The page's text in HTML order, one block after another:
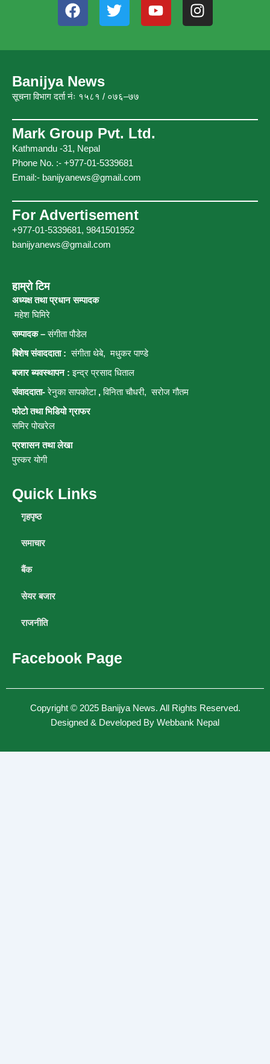
a
e
o
o
w
t
r
o
t
n
t
m
Banijya News
सूचना विभाग दर्ता नंः १५८१ / ०७६–७७
Mark Group Pvt. Ltd.
Kathmandu -31, Nepal
Phone No. :- +977-01-5339681
Email:- banijyanews@gmail.com
For Advertisement
+977-01-5339681, 9841501952
banijyanews@gmail.com
हाम्रो टिम
अध्यक्ष तथा प्रधान सम्पादक
महेश घिमिरे
सम्पादक –संगीता पौडेल
बिशेष संवाददाता : संगीता थेबे,मधुकर पाण्डे
बजार ब्यवस्थापन : इन्द्र प्रसाद धिताल
संवाददाता-रेनुका सापकोटा, विनिता चौधरी, सरोज गौतम
फोटो तथा भिडियो ग्राफर
समिर पोखरेल
प्रशासन तथा लेखा
पुस्कर योगी
Quick Links
गृहपृष्ठ
समाचार
बैंक
सेयर बजार
राजनीति
Facebook Page
Copyright © 2025 Banijya News. All Rights Reserved.
Designed & Developed By Webbank Nepal